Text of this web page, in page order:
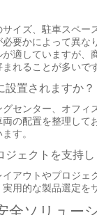
イズ、駐車スペー
要かによって異な
適していますが、
れることが多いで
設置されますか？
センター、オフィ
の配置を整理して
す。
ジェクトを支持し
アウトやプロジェ
用的な製品選定を
全ソリュー